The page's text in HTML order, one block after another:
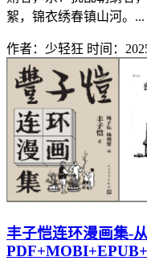
絮，锦衣绣春镇山河。...
作者：少轻狂 时间：
丰子恺连环漫画集-